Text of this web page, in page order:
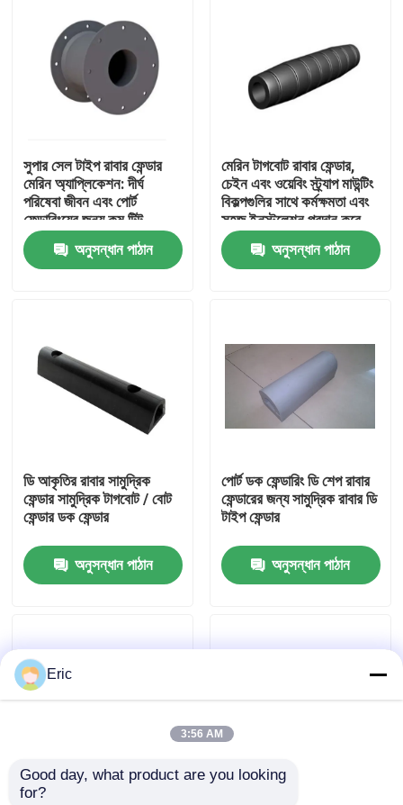
আমাদের সম্পর্কে
মান নিয়ন্ত্রণ
আমাদের সাথে যোগাযোগ করুন
Company News
সামুদ্রিক উইন্ডোজ
সুপার সেল টাইপ রাবার ফেন্ডার
মেরিন অ্যাপ্লিকেশন: দীর্ঘ
পরিষেবা জীবন এবং পোর্ট
ফেন্ডারিংয়ের জন্য কম টিল্ট
কম্প্রেশন বৈশিষ্ট্যযুক্ত
অনুসন্ধান পাঠান
মেরিন টাগবোট রাবার ফেন্ডার,
চেইন এবং ওয়েবিং স্ট্র্যাপ মাউন্টিং
বিকল্পগুলির সাথে কর্মক্ষমতা এবং
সহজ ইনস্টলেশন প্রদান করে
অনুসন্ধান পাঠান
ডি আকৃতির রাবার সামুদ্রিক
ফেন্ডার সামুদ্রিক টাগবোট / বোট
ফেন্ডার ডক ফেন্ডার
অনুসন্ধান পাঠান
পোর্ট ডক ফেন্ডারিং ডি শেপ রাবার
ফেন্ডারের জন্য সামুদ্রিক রাবার ডি
টাইপ ফেন্ডার
অনুসন্ধান পাঠান
D আকৃতির কাজ জাহাজের জন্য
Eric
3:56 AM
Good day, what product are you looking
for?